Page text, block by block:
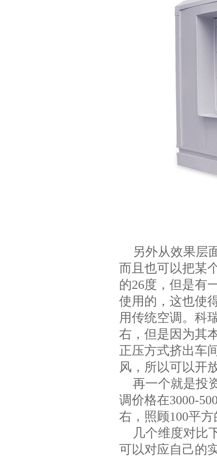
另外从效果层
而且也可以把某
的26度，但是有
使用的，这也使
用传统空调。科
右，但是因为其
正压方式挤出车
风，所以可以开
再一个就是投
调价格在3000-
右，照顾100平
几个维度对比
可以对应自己的